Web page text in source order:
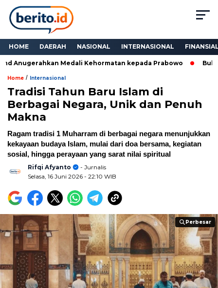
HOME DAERAH NASIONAL INTERNASIONAL
Anugerahkan Medali Kehormatan kepada Prabowo Bukan
Home / Internasional
Tradisi Tahun Baru Islam di
Berbagai Negara, Unik dan Penuh
Makna
Ragam tradisi 1 Muharram di berbagai negara menunjukkan
kekayaan budaya Islam, mulai dari doa bersama, kegiatan
sosial, hingga perayaan yang sarat nilai spiritual
Rifqi Afyanto
- Jurnalis
Selasa, 16 Juni 2026 - 22:10 WIB
Perbesar
Perbesar